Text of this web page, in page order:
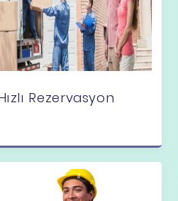
Rezervasyon